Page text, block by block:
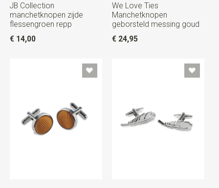
JB Collection
manchetknopen zijde
flessengroen repp
€ 14,00
We Love Ties
Manchetknopen
geborsteld messing goud
€ 24,95